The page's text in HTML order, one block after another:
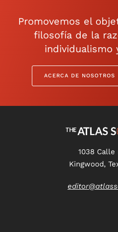
Promovemos el
filosofía de la
individualismo
ACERCA DE NOSOTROS
1038 Calle
Kingwood,